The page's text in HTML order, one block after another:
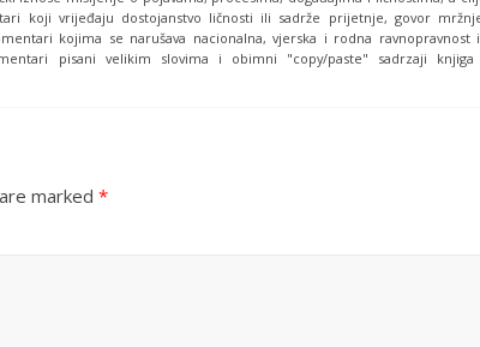
koji vrijeđaju dostojanstvo ličnosti ili sadrže prijetnje, govor
kojima se narušava nacionalna, vjerska i rodna ravnopravnost
pisani velikim slovima i obimni "copy/paste" sadrzaji
marked *